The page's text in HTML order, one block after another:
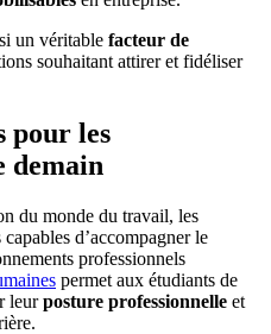
un véritable facteur de
souhaitant attirer et fidéliser
pour les
demain
du monde du travail, les
d’accompagner le
professionnels
permet aux étudiants de
leurposture professionnelle et